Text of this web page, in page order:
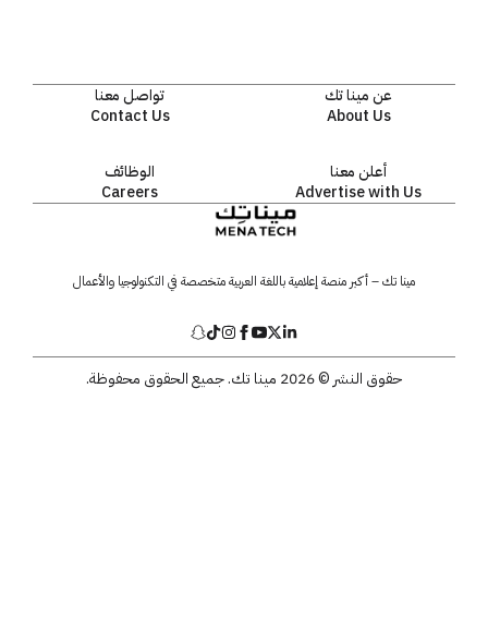
عن مينا تك
About Us
تواصل معنا
Contact Us
أعلن معنا
Advertise with Us
الوظائف
Careers
مينا تك – أكبر منصة إعلامية باللغة العربية متخصصة في التكنولوجيا والأعمال
حقوق النشر © 2026 مينا تك. جميع الحقوق محفوظة.